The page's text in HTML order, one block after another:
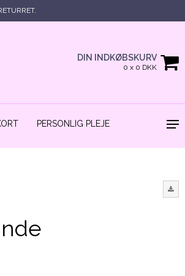
DIN INDKØBSKURV
0 x 0 DKK
PERSONLIG PLEJE